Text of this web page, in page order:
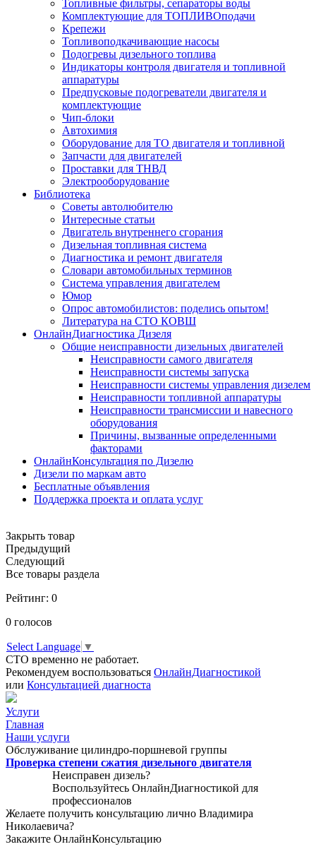
Топливные фильтры, сепараторы воды
Комплектующие для ТОПЛИВОподачи
Крепежи
Топливоподкачивающие насосы
Подогревы дизельного топлива
Индикаторы контроля двигателя и топливной
аппаратуры
Предпусковые подогреватели двигателя и
комплектующие
Чип-блоки
Автохимия
Оборудование для ТО двигателя и топливной
Запчасти для двигателей
Проставки для ТНВД
Электрооборудование
Библиотека
Советы автолюбителю
Интересные статьи
Двигатель внутреннего сгорания
Дизельная топливная система
Диагностика и ремонт двигателя
Словари автомобильных терминов
Система управления двигателем
Юмор
Опрос автомобилистов: поделись опытом!
Литература на СТО КОВШ
ОнлайнДиагностика Дизеля
Общие неисправности дизельных двигателей
Неисправности самого двигателя
Неисправности системы запуска
Неисправности системы управления дизелем
Неисправности топливной аппаратуры
Неисправности трансмиссии и навесного
оборудования
Причины, вызванные определенными
факторами
ОнлайнКонсультация по Дизелю
Дизели по маркам авто
Бесплатные объявления
Поддержка проекта и оплата услуг
Закрыть товар
Предыдущий
Следующий
Все товары раздела
Рейтинг: 0
0 голосов
Select Language ▼
СТО временно не работает.
Рекомендуем воспользоваться ОнлайнДиагностикой
или Консультацией диагноста
Услуги
Главная
Наши услуги
Обслуживание цилиндро-поршневой группы
Проверка степени сжатия дизельного двигателя
Неисправен дизель?
Воспользуйтесь ОнлайнДиагностикой для
профессионалов
Желаете получить консультацию лично Владимира
Николаевича?
Закажите ОнлайнКонсультацию